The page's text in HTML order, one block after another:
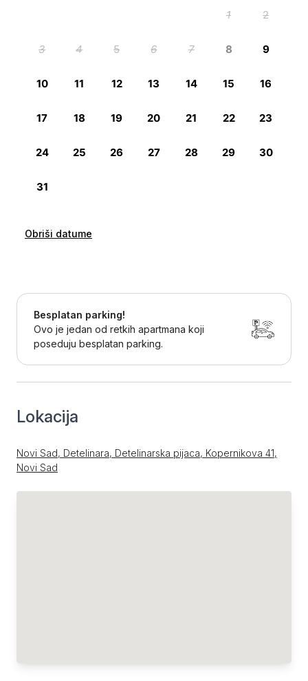
Obriši datume
Besplatan parking!
Ovo je jedan od retkih apartmana koji
poseduju besplatan parking.
Lokacija
Novi Sad, Detelinara, Detelinarska pijaca, Kopernikova 41,
Novi Sad